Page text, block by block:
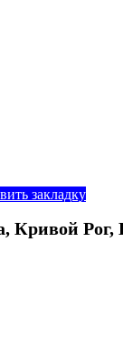
закладку
Кривой Рог,